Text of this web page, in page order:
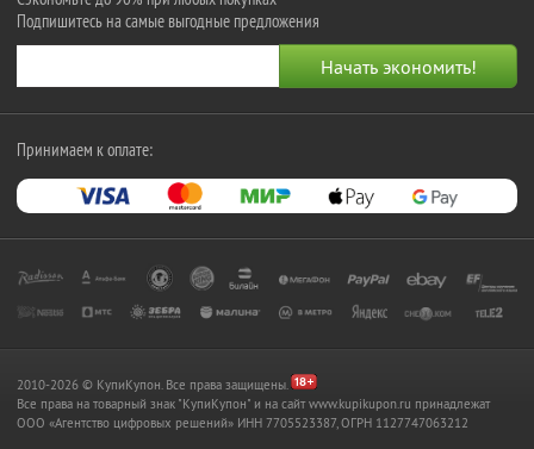
Подпишитесь на самые выгодные предложения
Принимаем к оплате:
2010-2026 © КупиКупон. Все права защищены.
Все права на товарный знак "КупиКупон" и на сайт www.kupikupon.ru принадлежат
OOO «Агентство цифровых решений» ИНН 7705523387, ОГРН 1127747063212